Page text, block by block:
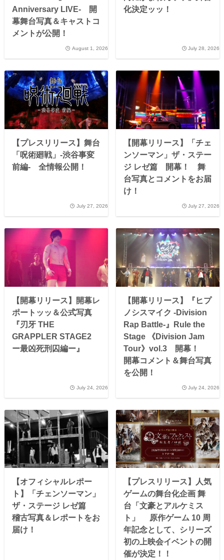
Anniversary LIVE- 開
幕舞台写真＆キャストコ
メントが公開！
August 1, 2026
化決定ッッ！
July 28, 2026
【プレスリリース】舞台
「呪術廻戦」-渋谷事変
前編- 全情報公開！
July 27, 2026
【開幕リリース】「チェ
ンソーマン」ザ・ステー
ジ レゼ篇 開幕！ 舞
台写真とコメントをお届
け！
July 27, 2026
【開幕リリース】開幕レ
ポートッッ＆公式写真
『刃牙 THE
GRAPPLER STAGE2
ー最凶死刑囚編ー』
July 24, 2026
【開幕リリース】『ヒプ
ノシスマイク -Division
Rap Battle-』Rule the
Stage 《Division Jam
Tour》vol.3 開幕！
開幕コメント＆舞台写真
を公開！
July 24, 2026
【オフィシャルレポー
ト】「チェンソーマン」
ザ・ステージ レゼ篇
稽古写真＆レポートをお
届け！
【プレスリリース】人気
ゲームの舞台化企画 舞
台「文豪とアルケミス
ト」 原作ゲーム 10 周
年記念として、シリーズ
初の上映会イベントの開
催が決定！！